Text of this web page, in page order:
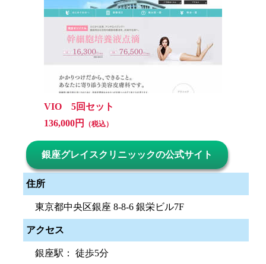
VIO 5回セット
136,000円
（税込）
銀座グレイスクリニッックの公式サイト
住所
東京都中央区銀座 8-8-6 銀栄ビル7F
アクセス
銀座駅： 徒歩5分